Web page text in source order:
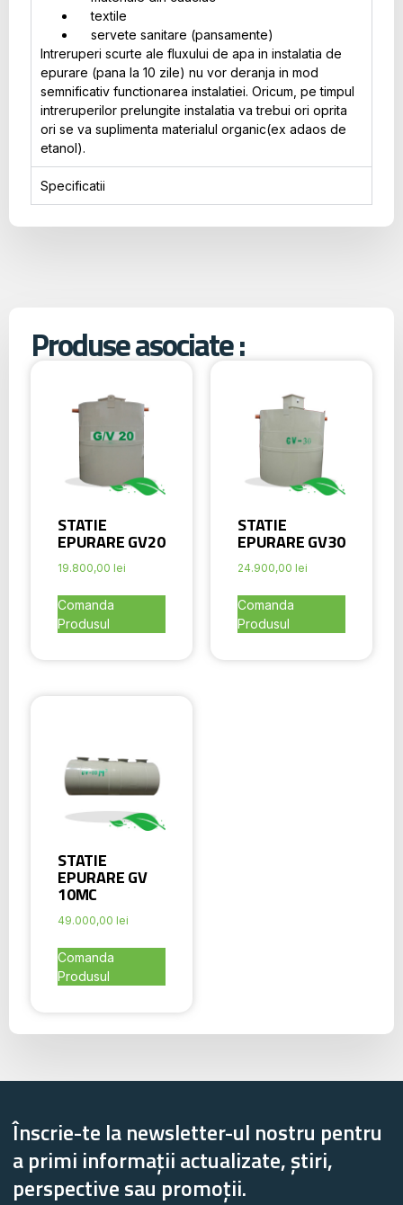
textile
servete sanitare (pansamente)
Intreruperi scurte ale fluxului de apa in instalatia de
epurare (pana la 10 zile) nu vor deranja in mod
semnificativ functionarea instalatiei. Oricum, pe timpul
intreruperilor prelungite instalatia va trebui ori oprita
ori se va suplimenta materialul organic(ex adaos de
etanol).
Specificatii
Produse asociate :
STATIE
EPURARE GV20
19.800,00 lei
Comanda
Produsul
STATIE
EPURARE GV30
24.900,00 lei
Comanda
Produsul
STATIE
EPURARE GV
10MC
49.000,00 lei
Comanda
Produsul
Înscrie-te la newsletter-ul nostru pentru
a primi informații actualizate, știri,
perspective sau promoții.